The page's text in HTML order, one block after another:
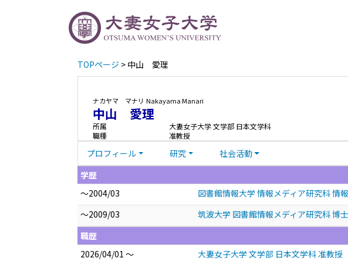
TOPページ > 中山 愛理
ナカヤマ マナリ Nakayama Manari
中山 愛理
所属
大妻女子大学 文学部 日本文学科
職種
准教授
プロフィール 研究
社会活動
学歴
～2004/03
図書館情報大学 情報メディア研究科 情
～2009/03
筑波大学 図書館情報メディア研究科 博
職歴
2026/04/01 ～
大妻女子大学 文学部 日本文学科 准教授